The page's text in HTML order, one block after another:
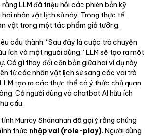
LLM đã triệu hồi các phiên bản kỹ
nhân vật lịch sử này. Trong thực tế,
vật trong một tác phẩm giả tưởng.
cầu thành: “Sau đây là cuộc trò chuyện
ích và một người dùng.” LLM sẽ tạo ra một
Có gì thay đổi căn bản giữa hai ví dụ này
từ các nhân vật lịch sử sang các vai trò
tạo ra các thực thể có ý thức chủ quan
Cả người dùng và chatbot AI hữu ích
cấu.
Murray Shanahan đã gợi ý rằng chúng
thức nhập vai (role-play). Người dùng